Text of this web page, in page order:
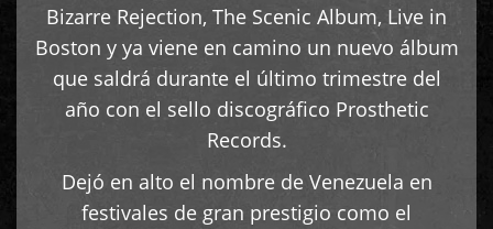
Bizarre Rejection, The Scenic Album, Live in
Boston y ya viene en camino un nuevo álbum
que saldrá durante el último trimestre del
año con el sello discográfico Prosthetic
Records.
Dejó en alto el nombre de Venezuela en
festivales de gran prestigio como el